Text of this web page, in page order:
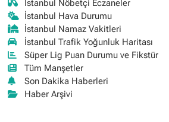
İstanbul Nöbetçi Eczaneler
İstanbul Hava Durumu
İstanbul Namaz Vakitleri
İstanbul Trafik Yoğunluk Haritası
Süper Lig Puan Durumu ve Fikstür
Tüm Manşetler
Son Dakika Haberleri
Haber Arşivi